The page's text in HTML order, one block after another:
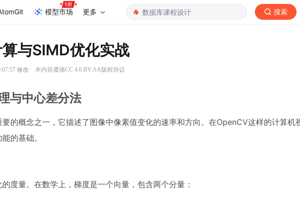
模型市场 更多 搜索
与SIMD优化实战
修改· 本内容遵循CC 4.0 BY-SA版权协议
与中心差分法
的概念之一，它描述了图像中像素值变化的速率和方向。在OpenCV这样的计算机
的基础。
度量。在数学上，梯度是一个向量，包含两个分量：